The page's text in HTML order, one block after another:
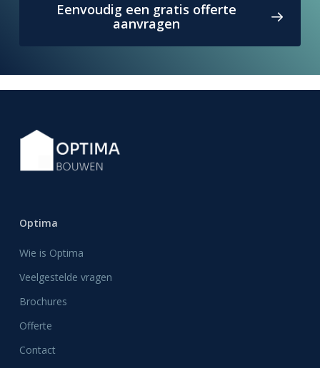
Eenvoudig een gratis offerte
aanvragen
Optima
Wie is Optima
Veelgestelde vragen
Brochures
Offerte
Contact